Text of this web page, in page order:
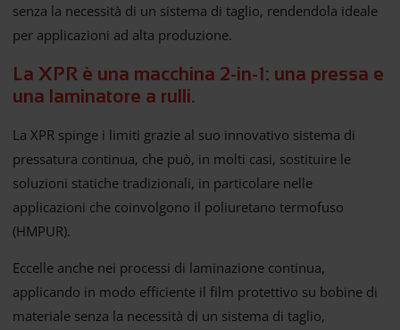
senza la necessità di un sistema di taglio, rendendola ideale
per applicazioni ad alta produzione.
La XPR è una macchina 2-in-1: una pressa e
una laminatore a rulli.
La XPR spinge i limiti grazie al suo innovativo sistema di
pressatura continua, che può, in molti casi, sostituire le
soluzioni statiche tradizionali, in particolare nelle
applicazioni che coinvolgono il poliuretano termofuso
(HMPUR).
Eccelle anche nei processi di laminazione continua,
applicando in modo efficiente il film protettivo su bobine di
materiale senza la necessità di un sistema di taglio,